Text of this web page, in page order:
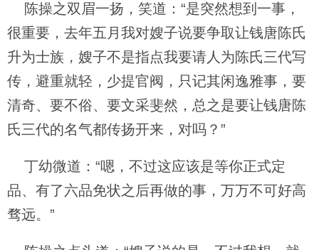
陈操之双眉一扬，笑道：“是突然想到一事，
很重要，去年五月我对嫂子说要争取让钱唐陈氏
升为士族，嫂子不是指点我要请人为陈氏三代写
传，避重就轻，少提官阀，只记其闲逸雅事，要
清奇、要不俗、要文采斐然，总之是要让钱唐陈
氏三代的名气都传扬开来，对吗？”
丁幼微道：“嗯，不过这应该是等你正式定
品、有了六品免状之后再做的事，万万不可好高
骛远。”